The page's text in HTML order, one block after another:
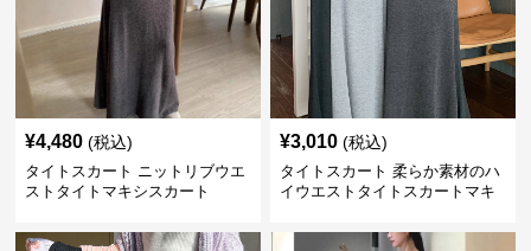
¥4,480 (税込)
タイトスカート ニットリブウエ
ストタイトマキシスカート
¥3,010 (税込)
タイトスカート 柔らか素材のハ
イウエストタイトスカートマキ